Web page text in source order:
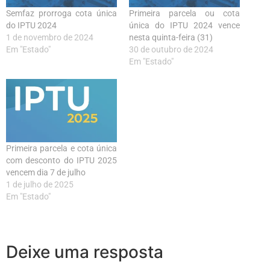
Semfaz prorroga cota única
do IPTU 2024
1 de novembro de 2024
Em "Estado"
Primeira parcela ou cota
única do IPTU 2024 vence
nesta quinta-feira (31)
30 de outubro de 2024
Em "Estado"
Primeira parcela e cota única
com desconto do IPTU 2025
vencem dia 7 de julho
1 de julho de 2025
Em "Estado"
Deixe uma resposta